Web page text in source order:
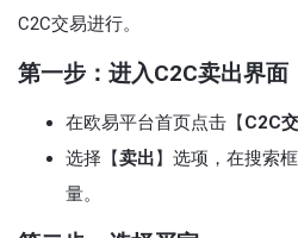
C2C交易进行。
第一步：进入C2C卖出界面
在欧易平台首页点击【C2C
选择【卖出】选项，在搜索
量。